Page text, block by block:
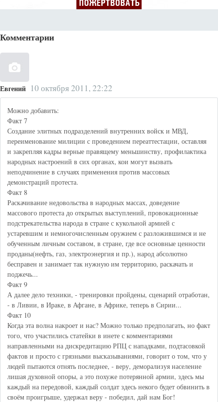
Комментарии
Евгений 10 октября 2011, 22:22
Можно добавить:
Факт 7
Создание элитных подразделений внутренних войск и МВД,
переименование милиции с проведением переаттестации, оставляя
и закрепляя кадры верные правящему меньшинству, профилактика
народных настроений в сих органах, кои могут вызвать
неподчинение в случаях применения против массовых
демонстраций протеста.
Факт 8
Раскачивание недовольства в народных массах, доведение
массового протеста до открытых выступлений, провокационные
подстрекательства народа в стране с кукольной армией с
устаревшим и немногочисленным оружием с разложившимся и не
обученным личным составом, в стране, где все основные ценности
проданы(нефть, газ, электроэнергия и пр.), народ абсолютно
бесправен и занимает так нужную им территорию, раскачать и
поджечь...
Факт 9
А далее дело техники, - тренировки пройдены, сценарий отработан,
- в Ливии, в Ираке, в Афгане, в Африке, теперь в Сирии...
Факт 10
Когда эта волна накроет и нас? Можно только предполагать, но факт
того, что участились статейки в инете с комментариями
направленными на дискредитацию РПЦ с нападками, подтасовкой
фактов и просто с грязными высказываниями, говорит о том, что у
людей пытаются отнять последнее, - веру, деморализуя население
лишая духовной опоры, а это похуже потерянной армии, здесь мы
каждый на передовой, каждый солдат здесь некого будет обвинить в
своём проигрыше, удержал веру - победил, дай нам Бог!